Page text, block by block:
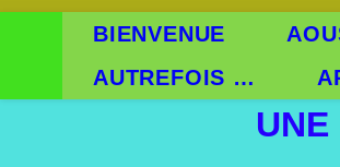
BIENVENUE
AUTREFOIS …